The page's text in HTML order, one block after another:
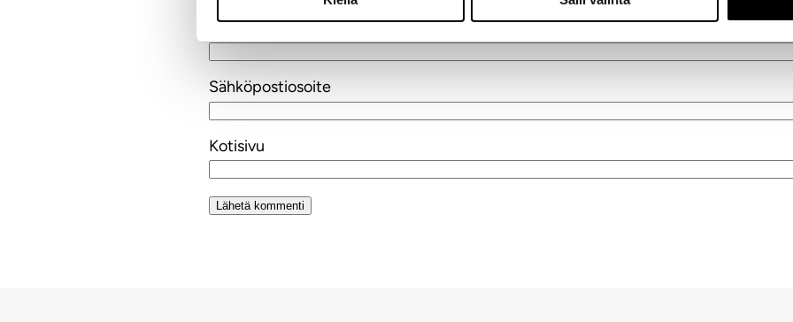
Nimi
Sähköpostiosoite
Kotisivu